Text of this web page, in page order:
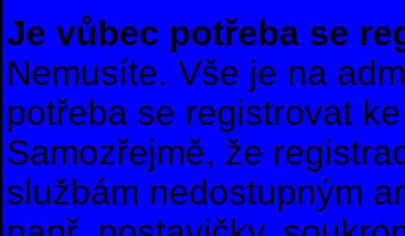
Je vůbec potřeba se
Nemusíte. Vše je na
potřeba se registrovat
Samozřejmě, že
službám nedostupným